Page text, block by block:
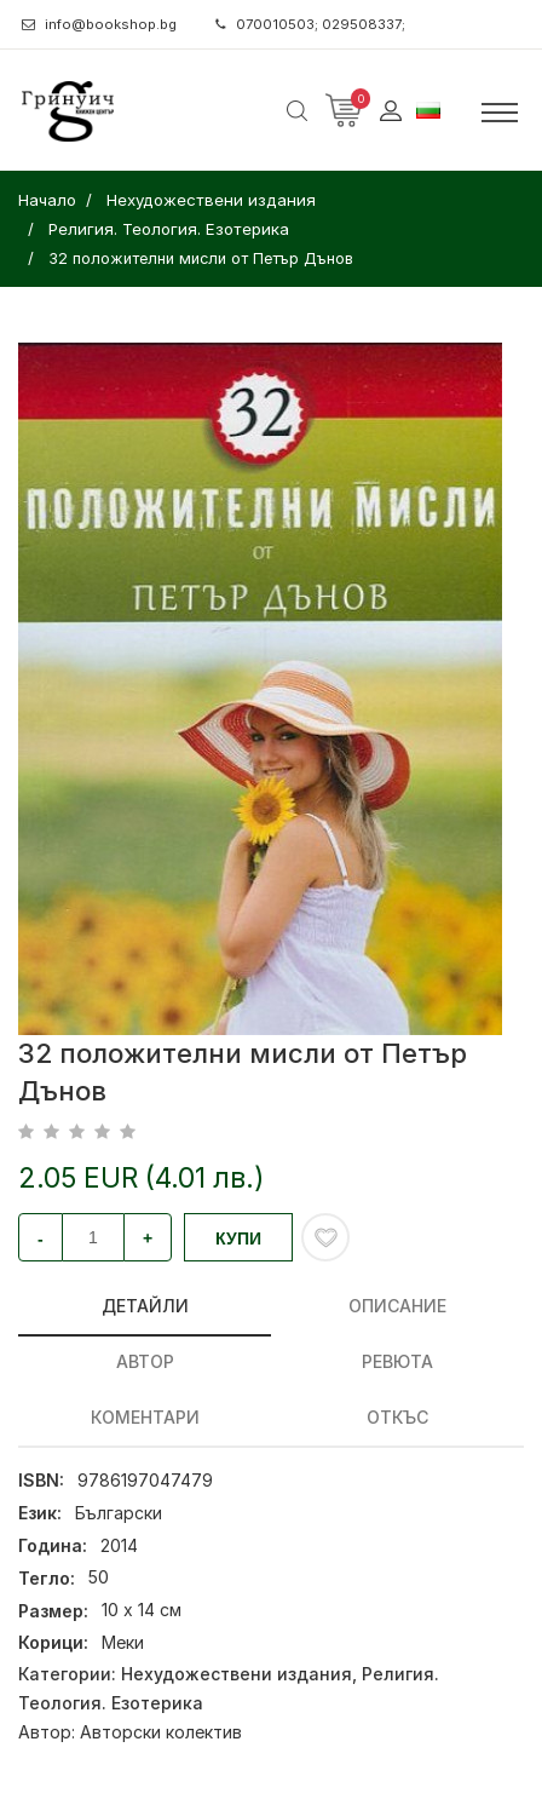
info@bookshop.bg 070010503; 029508337;
0
Начало
Нехудожествени издания
Религия. Теология. Езотерика
32 положителни мисли от Петър Дънов
32 положителни мисли от Петър
Дънов
2.05 EUR (4.01 лв.)
- + КУПИ
ДЕТАЙЛИ ОПИСАНИЕ
АВТОР РЕВЮТА
КОМЕНТАРИ ОТКЪС
ISBN:
9786197047479
Език:
Български
Година:
2014
Тегло:
50
Размер:
10 х 14 см
Корици:
Меки
Категории: Нехудожествени издания Религия.
Теология. Езотерика
Автор: Авторски колектив